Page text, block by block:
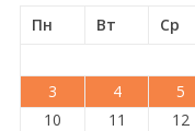
Пн
Вт Ср
3
4 5
10
11 12